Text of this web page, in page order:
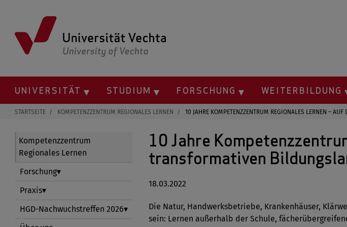
Inhalt
UNIVERSITÄT STUDIUM FORSCHUNG WEITERBILDUNG
STARTSEITE KOMPETENZZENTRUM REGIONALES LERNEN 10 JAHRE KOMPETENZZENTRUM REGIONALES LERNEN –
Kompetenzzentrum
Regionales Lernen
Forschung
Praxis
HGD-Nachwuchstreffen 2026
10 Jahre
transformativen
18.03.2022
Die Natur, Handwerksbetriebe, Krankenhäuser,
sein: Lernen außerhalb der Schule,